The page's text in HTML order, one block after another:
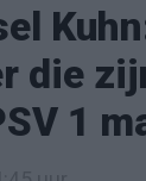
die
1